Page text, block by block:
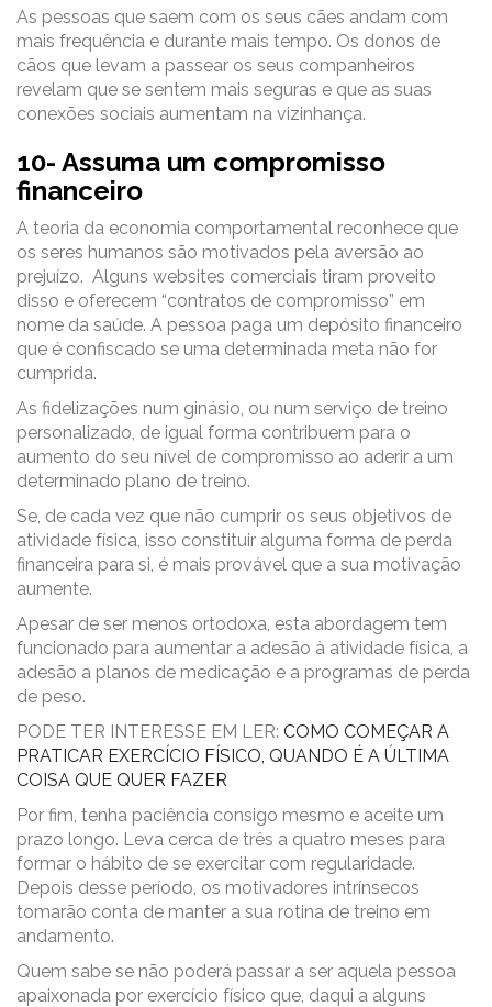
As pessoas que saem com os seus cães andam com
mais frequência e durante mais tempo. Os donos de
cãos que levam a passear os seus companheiros
revelam que se sentem mais seguras e que as suas
conexões sociais aumentam na vizinhança.
10- Assuma um compromisso
financeiro
A teoria da economia comportamental reconhece que
os seres humanos são motivados pela aversão ao
prejuízo. Alguns websites comerciais tiram proveito
disso e oferecem “contratos de compromisso” em
nome da saúde. A pessoa paga um depósito financeiro
que é confiscado se uma determinada meta não for
cumprida.
As fidelizações num ginásio, ou num serviço de treino
personalizado, de igual forma contribuem para o
aumento do seu nível de compromisso ao aderir a um
determinado plano de treino.
Se, de cada vez que não cumprir os seus objetivos de
atividade física, isso constituir alguma forma de perda
financeira para si, é mais provável que a sua motivação
aumente.
Apesar de ser menos ortodoxa, esta abordagem tem
funcionado para aumentar a adesão à atividade física, a
adesão a planos de medicação e a programas de perda
de peso.
PODE TER INTERESSE EM LER: COMO COMEÇAR A
PRATICAR EXERCÍCIO FÍSICO, QUANDO É A ÚLTIMA
COISA QUE QUER FAZER
Por fim, tenha paciência consigo mesmo e aceite um
prazo longo. Leva cerca de três a quatro meses para
formar o hábito de se exercitar com regularidade.
Depois desse período, os motivadores intrínsecos
tomarão conta de manter a sua rotina de treino em
andamento.
Quem sabe se não poderá passar a ser aquela pessoa
apaixonada por exercício físico que, daqui a alguns